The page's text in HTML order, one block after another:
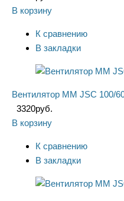
В корзину
К сравнению
В закладки
Вентилятор ММ JSC 100/
3320руб.
В корзину
К сравнению
В закладки